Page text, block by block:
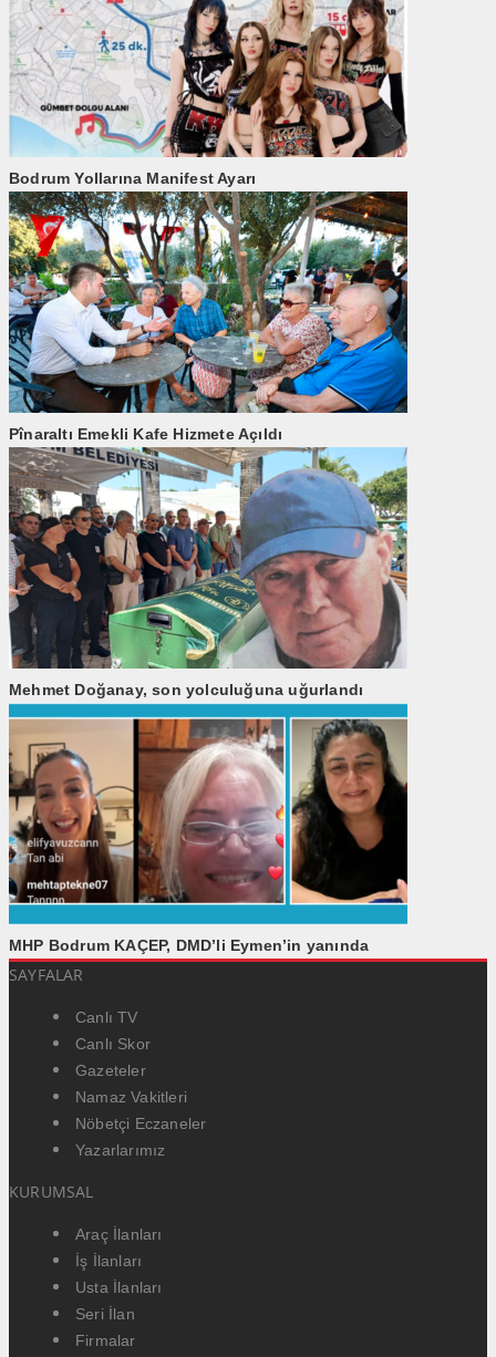
Bodrum Yollarına Manifest Ayarı
Pînaraltı Emekli Kafe Hizmete Açıldı
Mehmet Doğanay, son yolculuğuna uğurlandı
MHP Bodrum KAÇEP, DMD’li Eymen’in yanında
SAYFALAR
Canlı TV
Canlı Skor
Gazeteler
Namaz Vakitleri
Nöbetçi Eczaneler
Yazarlarımız
KURUMSAL
Araç İlanları
İş İlanları
Usta İlanları
Seri İlan
Firmalar